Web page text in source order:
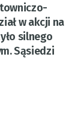
w akcji na
silnego
Sąsiedzi